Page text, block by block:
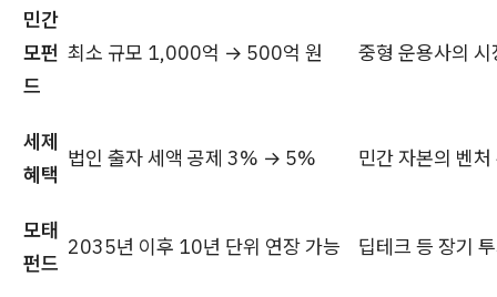
민간
모펀
드
최소 규모 1,000억 → 500억 원 중형 운용사의
세제
혜택
법인 출자 세액 공제 3% → 5% 민간 자본의 벤
모태
펀드
2035년 이후 10년 단위 연장 가능 딥테크 등 장기